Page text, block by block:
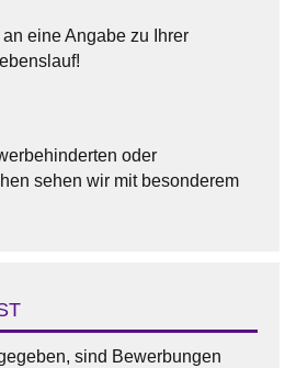
eine Angabe zu Ihrer
oder
sehen wir mit besonderem
sind Bewerbungen